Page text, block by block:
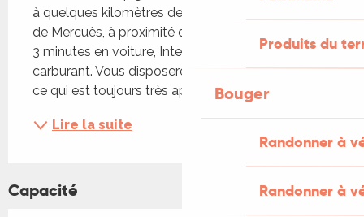
Produits du
Bouger
Randonner à
Randonner à
à quelques kilomètres de Cahors, dans le village
de Mercuès, à proximité de toutes commodités. À
3 minutes en voiture, Intermarché avec station
carburant. Vous disposerez d'un parking et garage
ce qui est toujours très apprécié. Vous pourrez...
Lire la suite
Capacité